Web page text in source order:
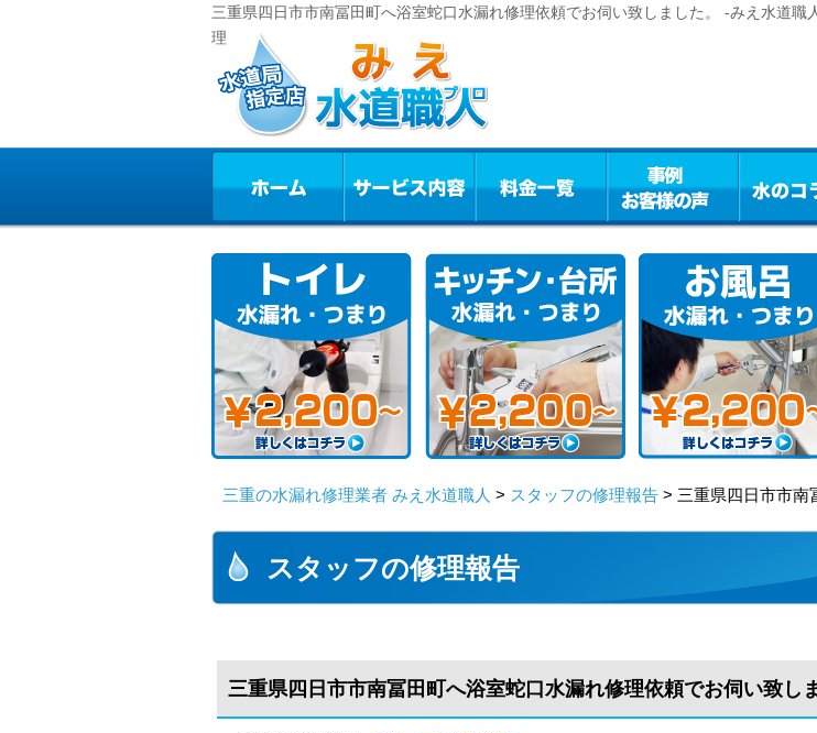
三重県四日市市南冨田町へ浴室蛇口水漏れ修理依頼でお伺い致しました。 -みえ水道
理
三重の水漏れ修理業者 みえ水道職人 > スタッフの修理報告 > 三重県四日市市南
スタッフの修理報告
三重県四日市市南冨田町へ浴室蛇口水漏れ修理依頼でお伺い致し